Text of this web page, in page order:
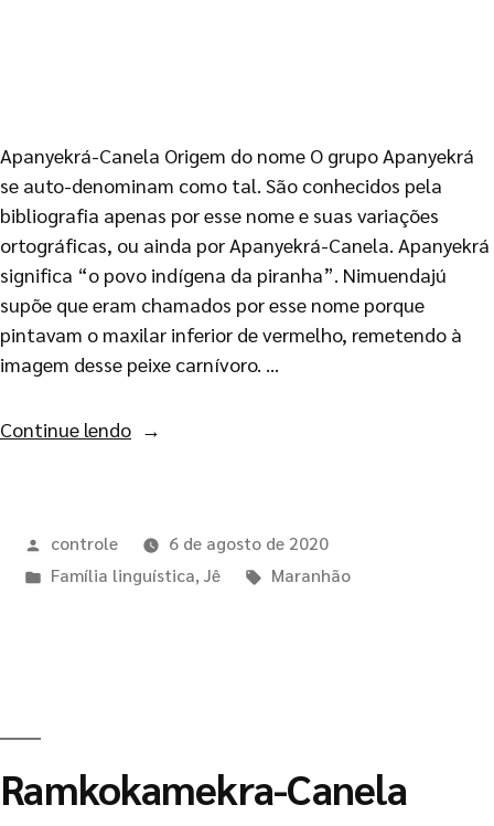
Apanyekrá-Canela Origem do nome O grupo Apanyekrá
se auto-denominam como tal. São conhecidos pela
bibliografia apenas por esse nome e suas variações
ortográficas, ou ainda por Apanyekrá-Canela. Apanyekrá
significa “o povo indígena da piranha”. Nimuendajú
supõe que eram chamados por esse nome porque
pintavam o maxilar inferior de vermelho, remetendo à
imagem desse peixe carnívoro. …
Continue lendo
controle
6 de agosto de 2020
Família linguística, Jê Maranhão
Ramkokamekra-Canela